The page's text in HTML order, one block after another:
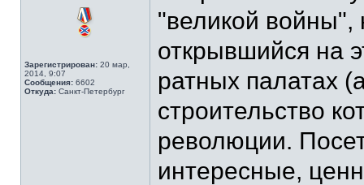
Зарегистрирован: 20 мар,
2014, 9:07
Сообщения: 6602
Откуда: Санкт-Петербург
"великой войны",
открывшийся на
ратных палатах
строительство
революции.
интересные,